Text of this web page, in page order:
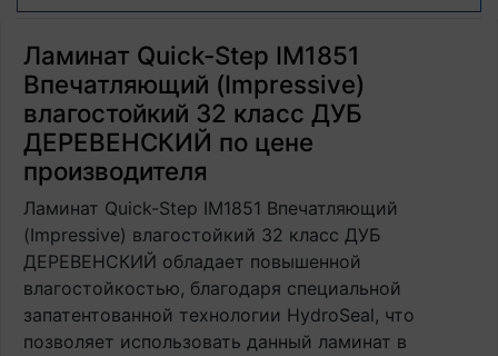
Ламинат Quick-Step IM1851
Впечатляющий (Impressive)
влагостойкий 32 класс ДУБ
ДЕРЕВЕНСКИЙ по цене
производителя
Ламинат Quick-Step IM1851 Впечатляющий
(Impressive) влагостойкий 32 класс ДУБ
ДЕРЕВЕНСКИЙ обладает повышенной
влагостойкостью, благодаря специальной
запатентованной технологии HydroSeal, что
позволяет использовать данный ламинат в